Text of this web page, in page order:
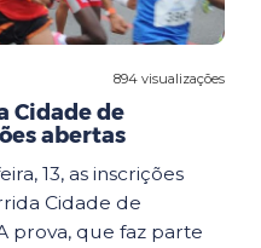
894 visualizações
Cidade de
abertas
13, as inscrições
Cidade de
prova, que faz parte